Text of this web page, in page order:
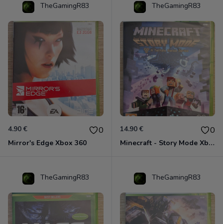
TheGamingR83
4.90 € 0
Mirror's Edge Xbox 360
TheGamingR83
14.90 € 0
Minecraft - Story Mode Xbox 360
TheGamingR83 TheGamingR83